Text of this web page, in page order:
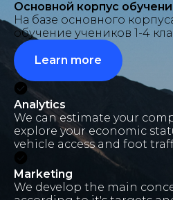
Основной корпус
На базе основного
обучение учеников 1-4
Learn more
Analytics
We can estimate your
explore your economic
vehicle access and foot
Marketing
We develop the main